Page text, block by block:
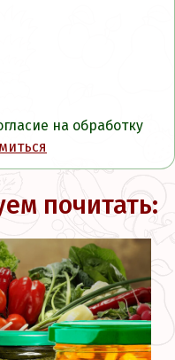
на обработку
почитать: